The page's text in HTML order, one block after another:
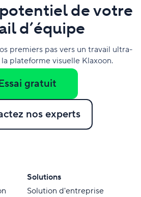
de votre
d’équipe
premiers pas vers un travail ultra-
plateforme visuelle Klaxoon.
gratuit
nos experts
Solutions
Solution d'entreprise